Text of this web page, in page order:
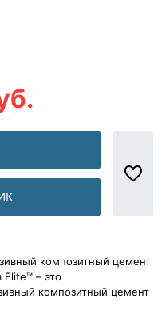
композитный цемент
– это
композитный цемент